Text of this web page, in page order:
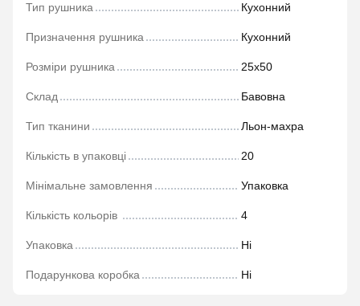
Тип рушника Кухонний
Призначення рушника Кухонний
Розміри рушника 25х50
Склад Бавовна
Тип тканини Льон-махра
Кількість в упаковці 20
Мінімальне замовлення Упаковка
Кількість кольорів 4
Упаковка Ні
Подарункова коробка Ні